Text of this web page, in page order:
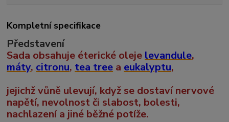
Kompletní specifikace
Představení
Sada obsahuje éterické oleje levandule,
máty, citronu, tea tree a eukalyptu,
jejichž vůně ulevují, když se dostaví nervové
napětí, nevolnost či slabost, bolesti,
nachlazení a jiné běžné potíže.